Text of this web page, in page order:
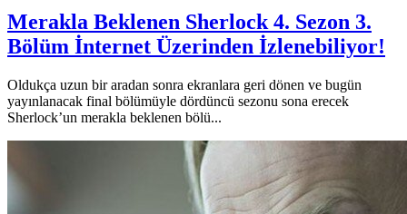
Merakla Beklenen Sherlock 4. Sezon 3.
Bölüm İnternet Üzerinden İzlenebiliyor!
Oldukça uzun bir aradan sonra ekranlara geri dönen ve bugün
yayınlanacak final bölümüyle dördüncü sezonu sona erecek
Sherlock’un merakla beklenen bölü...